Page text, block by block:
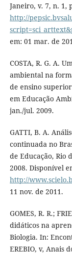
Janeiro, v. 7, n. 1,
http://
em: 01 mar. de
COSTA, R. G. A.
ambiental na
de ensino
em Educação
jan./jul. 2009.
GATTI, B. A.
continuada no
de Educação, Rio
2008. Disponível
http://
11 nov. de 2011.
GOMES, R. R.;
didáticos na
Biologia. In:
EREBIO, v, Anais